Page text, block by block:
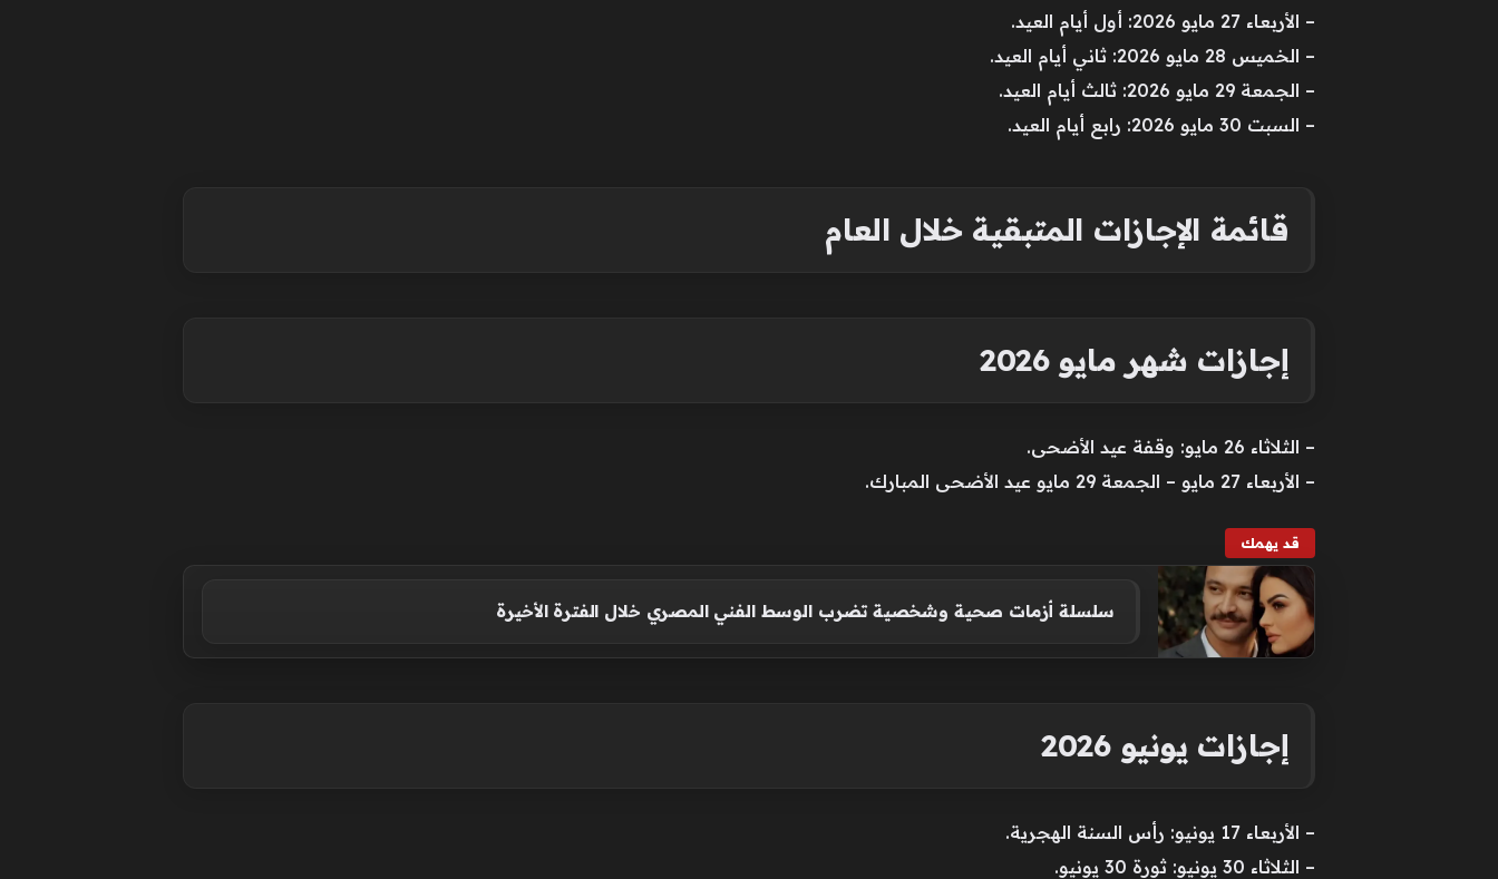
– الأربعاء 27 مايو 2026: أول أيام العيد.
– الخميس 28 مايو 2026: ثاني أيام العيد.
– الجمعة 29 مايو 2026: ثالث أيام العيد.
– السبت 30 مايو 2026: رابع أيام العيد.
قائمة الإجازات المتبقية خلال العام
إجازات شهر مايو 2026
– الثلاثاء 26 مايو: وقفة عيد الأضحى.
– الأربعاء 27 مايو – الجمعة 29 مايو عيد الأضحى المبارك.
قد يهمك
سلسلة أزمات صحية وشخصية تضرب الوسط الفني المصري خلال الفترة الأخيرة
إجازات يونيو 2026
– الأربعاء 17 يونيو: رأس السنة الهجرية.
– الثلاثاء 30 يونيو: ثورة 30 يونيو.